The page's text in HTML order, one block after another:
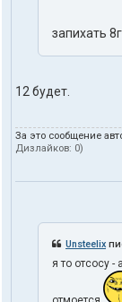
запихать
12 будет.
За это сообщение
Дизлайков: 0)
Unsteelix
я то отсосу